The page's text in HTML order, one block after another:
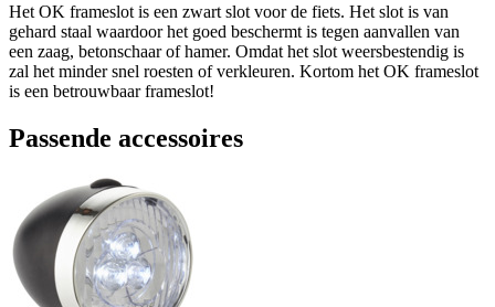
Het OK frameslot is een zwart slot voor de fiets. Het slot is van
gehard staal waardoor het goed beschermt is tegen aanvallen van
een zaag, betonschaar of hamer. Omdat het slot weersbestendig is
zal het minder snel roesten of verkleuren. Kortom het OK frameslot
is een betrouwbaar frameslot!
Passende accessoires